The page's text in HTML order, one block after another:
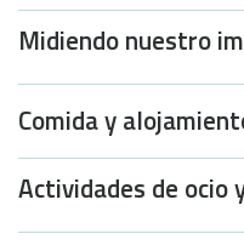
Midiendo nuestro
Comida y
Actividades de ocio